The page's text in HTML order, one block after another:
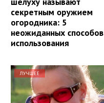
секретным оружием
огородника: 5
неожиданных способов
использования
ЛУЧШЕЕ